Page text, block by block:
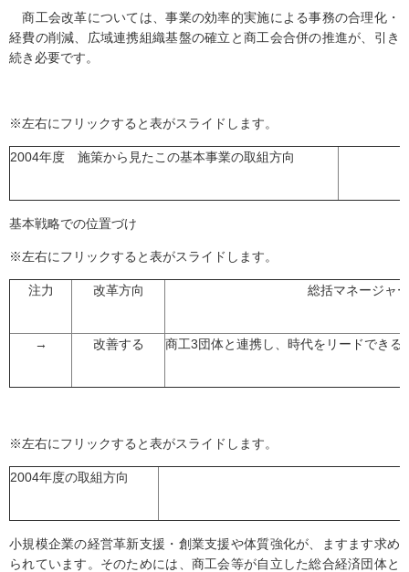
商工会改革については、事業の効率的実施による事務の合理化・
経費の削減、広域連携組織基盤の確立と商工会合併の推進が、引き
続き必要です。
※左右にフリックすると表がスライドします。
2004年度 施策から見たこの基本事業の取組方向
基本戦略での位置づけ
※左右にフリックすると表がスライドします。
注力 改革方向 総括マネージャ
→ 改善する 商工3団体と連携し、時代をリードでき
※左右にフリックすると表がスライドします。
2004年度の取組方向
小規模企業の経営革新支援・創業支援や体質強化が、ますます求め
られています。そのためには、商工会等が自立した総合経済団体と